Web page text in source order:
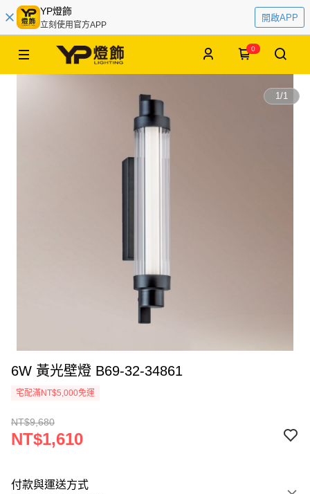
YP燈飾
立刻使用官方APP
開啟APP
0
1/1
6W 黃光壁燈 B69-32-34861
宅配滿NT$5,000免運
NT$9,680
NT$1,610
付款與運送方式